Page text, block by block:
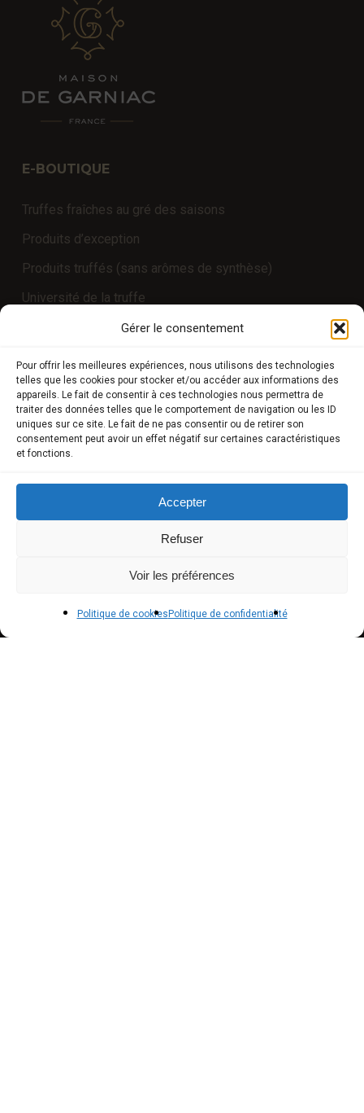
Gérer le consentement
Pour offrir les meilleures expériences, nous utilisons des technologies
telles que les cookies pour stocker et/ou accéder aux informations des
appareils. Le fait de consentir à ces technologies nous permettra de
traiter des données telles que le comportement de navigation ou les ID
uniques sur ce site. Le fait de ne pas consentir ou de retirer son
consentement peut avoir un effet négatif sur certaines caractéristiques
et fonctions.
Accepter
Refuser
Voir les préférences
Politique de cookies Politique de confidentialité
E-BOUTIQUE
Truffes fraîches au gré des saisons
Produits d’exception
Produits truffés (sans arômes de synthèse)
Université de la truffe
COMPTE CLIENT
Boutique
Mon compte
Modes de paiement
Conditions générales de vente